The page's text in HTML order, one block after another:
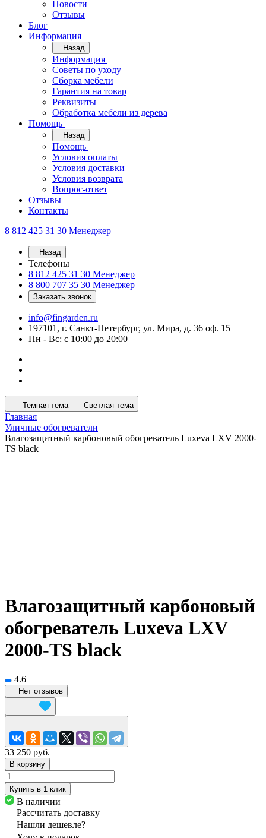
Новости
Отзывы
Блог
Информация
Назад
Информация
Советы по уходу
Сборка мебели
Гарантия на товар
Реквизиты
Обработка мебели из дерева
Помощь
Назад
Помощь
Условия оплаты
Условия доставки
Условия возврата
Вопрос-ответ
Отзывы
Контакты
8 812 425 31 30 Менеджер
Назад
Телефоны
8 812 425 31 30 Менеджер
8 800 707 35 30 Менеджер
Заказать звонок
info@fingarden.ru
197101, г. Санкт-Петербург, ул. Мира, д. 36 оф. 15
Пн - Вс: с 10:00 до 20:00
Темная тема Светлая тема
Главная
Уличные обогреватели
Влагозащитный карбоновый обогреватель Luxeva LXV 2000-
TS black
Влагозащитный карбоновый
обогреватель Luxeva LXV
2000-TS black
4.6
Нет отзывов
33 250 руб.
В корзину
Купить в 1 клик
В наличии
Рассчитать доставку
Нашли дешевле?